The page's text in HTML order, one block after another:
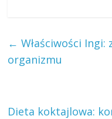
← Właściwości Ingi:
organizmu
Dieta koktajlowa: